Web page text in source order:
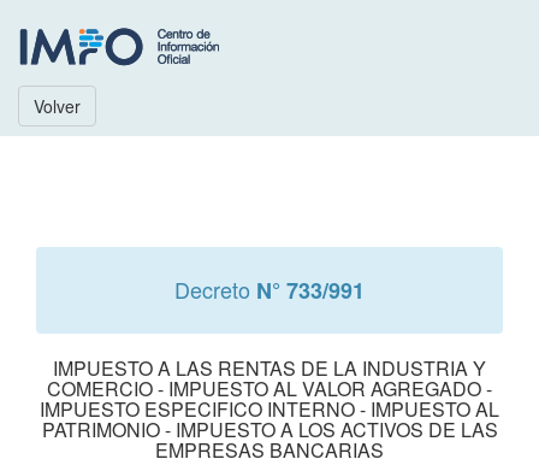
Volver
Decreto N° 733/991
IMPUESTO A LAS RENTAS DE LA INDUSTRIA Y
COMERCIO - IMPUESTO AL VALOR AGREGADO -
IMPUESTO ESPECIFICO INTERNO - IMPUESTO AL
PATRIMONIO - IMPUESTO A LOS ACTIVOS DE LAS
EMPRESAS BANCARIAS